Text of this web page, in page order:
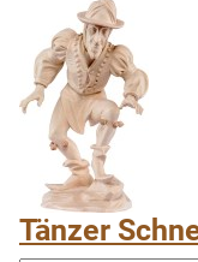
Tänzer